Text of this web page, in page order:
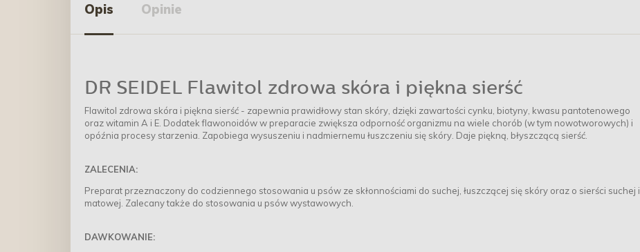
Opis Opinie
DR SEIDEL Flawitol zdrowa skóra i piękna sierść
Flawitol zdrowa skóra i piękna sierść - zapewnia prawidłowy stan skóry, dzięki zawartości cynku, biotyny, kwasu pantotenowego
oraz witamin A i E. Dodatek flawonoidów w preparacie zwiększa odporność organizmu na wiele chorób (w tym nowotworowych) i
opóźnia procesy starzenia. Zapobiega wysuszeniu i nadmiernemu łuszczeniu się skóry. Daje piękną, błyszczącą sierść.
ZALECENIA:
Preparat przeznaczony do codziennego stosowania u psów ze skłonnościami do suchej, łuszczącej się skóry oraz o sierści suchej i
matowej. Zalecany także do stosowania u psów wystawowych.
DAWKOWANIE: